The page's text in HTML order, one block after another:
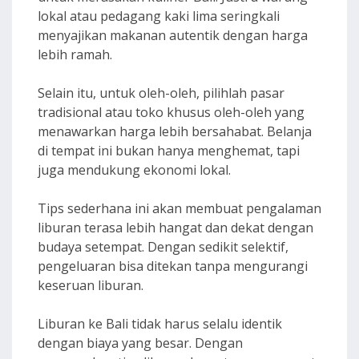
lokal atau pedagang kaki lima seringkali
menyajikan makanan autentik dengan harga
lebih ramah.
Selain itu, untuk oleh-oleh, pilihlah pasar
tradisional atau toko khusus oleh-oleh yang
menawarkan harga lebih bersahabat. Belanja
di tempat ini bukan hanya menghemat, tapi
juga mendukung ekonomi lokal.
Tips sederhana ini akan membuat pengalaman
liburan terasa lebih hangat dan dekat dengan
budaya setempat. Dengan sedikit selektif,
pengeluaran bisa ditekan tanpa mengurangi
keseruan liburan.
Liburan ke Bali tidak harus selalu identik
dengan biaya yang besar. Dengan